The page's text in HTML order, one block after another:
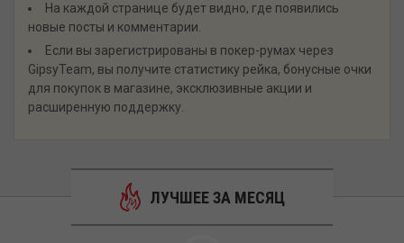
На каждой странице будет видно, где появились
новые посты и комментарии.
Если вы зарегистрированы в покер-румах через
GipsyTeam, вы получите статистику рейка, бонусные очки
для покупок в магазине, эксклюзивные акции и
расширенную поддержку.
ЛУЧШЕЕ ЗА МЕСЯЦ